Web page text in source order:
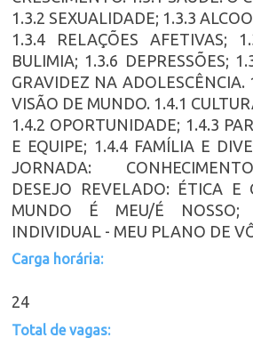
1.3.2 SEXUALIDADE; 1.3.3
1.3.4 RELAÇÕES AFETIVAS;
BULIMIA; 1.3.6 DEPRESSÕES;
GRAVIDEZ NA ADOLESCÊNCIA.
VISÃO DE MUNDO. 1.4.1
1.4.2 OPORTUNIDADE; 1.4.3
E EQUIPE; 1.4.4 FAMÍLIA E
JORNADA:
DESEJO REVELADO: ÉTICA E
MUNDO É MEU/É NOSSO;
INDIVIDUAL - MEU PLANO DE
Carga horária:
24
Total de vagas: